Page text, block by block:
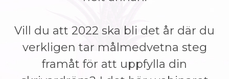
Vill du att 2022 ska bli det år där du
verkligen tar målmedvetna steg
framåt för att uppfylla din